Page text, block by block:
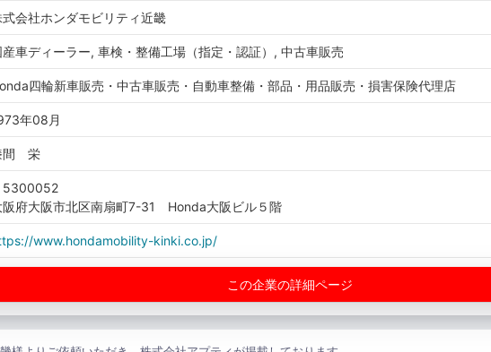
式会社ホンダモビリティ近畿
産車ディーラー, 車検・整備工場（指定・認証）, 中古車販売
四輪新車販売・中古車販売・自動車整備・部品・用品販売・損害保険代理店
年08月
間 栄
5300052
阪府大阪市北区南扇町7-31 Honda大阪ビル５階
www.hondamobility-kinki.co.jp/
この企業の詳細ページ